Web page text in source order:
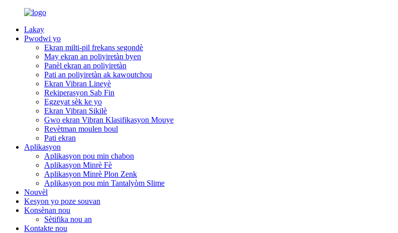
Lakay
Pwodwi yo
Ekran milti-pil frekans segondè
May ekran an poliyiretàn byen
Panèl ekran an poliyiretàn
Pati an poliyiretàn ak kawoutchou
Ekran Vibran Lineyè
Rekiperasyon Sab Fin
Egzeyat sèk ke yo
Ekran Vibran Sikilè
Gwo ekran Vibran Klasifikasyon Mouye
Revètman moulen boul
Pati ekran
Aplikasyon
Aplikasyon pou min chabon
Aplikasyon Minrè Fè
Aplikasyon Minrè Plon Zenk
Aplikasyon pou min Tantalyòm Slime
Nouvèl
Kesyon yo poze souvan
Konsènan nou
Sètifika nou an
Kontakte nou